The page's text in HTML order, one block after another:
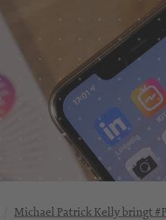
Michael Patrick Kelly bringt